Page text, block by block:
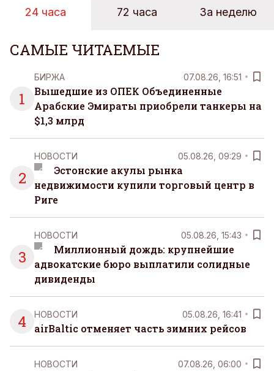
24 часа 72 часа За неделю
САМЫЕ ЧИТАЕМЫЕ
1
БИРЖА 07.08.26, 16:51
Вышедшие из ОПЕК Объединенные
Арабские Эмираты приобрели танкеры на
$1,3 млрд
2
НОВОСТИ 05.08.26, 09:29
Эстонские акулы рынка
недвижимости купили торговый центр в
Риге
3
НОВОСТИ 05.08.26, 15:43
Миллионный дождь: крупнейшие
адвокатские бюро выплатили солидные
дивиденды
4 НОВОСТИ 05.08.26, 16:41
airBaltic отменяет часть зимних рейсов
НОВОСТИ 07.08.26, 06:00